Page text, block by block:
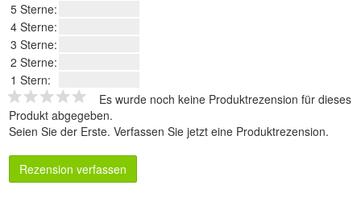
5 Sterne:
4 Sterne:
3 Sterne:
2 Sterne:
1 Stern:
Es wurde noch keine Produktrezension für dieses
Produkt abgegeben.
Seien Sie der Erste. Verfassen Sie jetzt eine Produktrezension.
Rezension verfassen